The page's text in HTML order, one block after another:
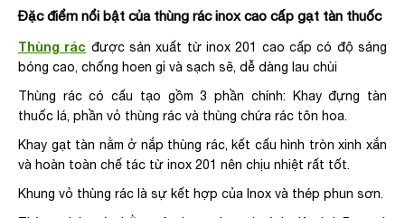
Đặc điểm nổi bật của thùng rác inox cao cấp gạt tàn thuốc
Thùng rác được sản xuất từ inox 201 cao cấp có độ sáng
bóng cao, chống hoen gỉ và sạch sẽ, dễ dàng lau chùi
Thùng rác có cấu tạo gồm 3 phần chính: Khay đựng tàn
thuốc lá, phần vỏ thùng rác và thùng chứa rác tôn hoa.
Khay gạt tàn nằm ở nắp thùng rác, kết cấu hình tròn xinh xắn
và hoàn toàn chế tác từ inox 201 nên chịu nhiệt rất tốt.
Khung vỏ thùng rác là sự kết hợp của Inox và thép phun sơn.